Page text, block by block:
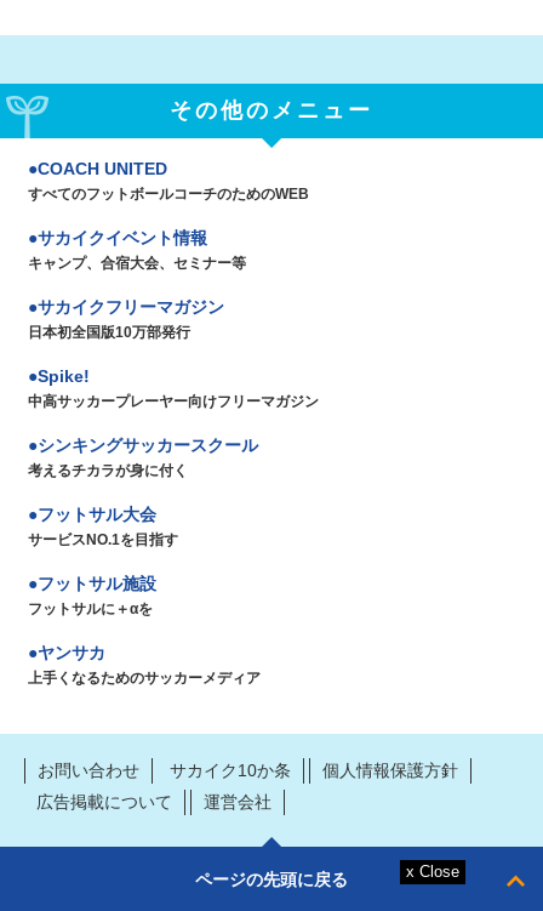
その他のメニュー
COACH UNITED
すべてのフットボールコーチのためのWEB
サカイクイベント情報
キャンプ、合宿大会、セミナー等
サカイクフリーマガジン
日本初全国版10万部発行
Spike!
中高サッカープレーヤー向けフリーマガジン
シンキングサッカースクール
考えるチカラが身に付く
フットサル大会
サービスNO.1を目指す
フットサル施設
フットサルに＋αを
ヤンサカ
上手くなるためのサッカーメディア
お問い合わせ サカイク10か条
個人情報保護方針
広告掲載について
運営会社
ページの先頭に戻る